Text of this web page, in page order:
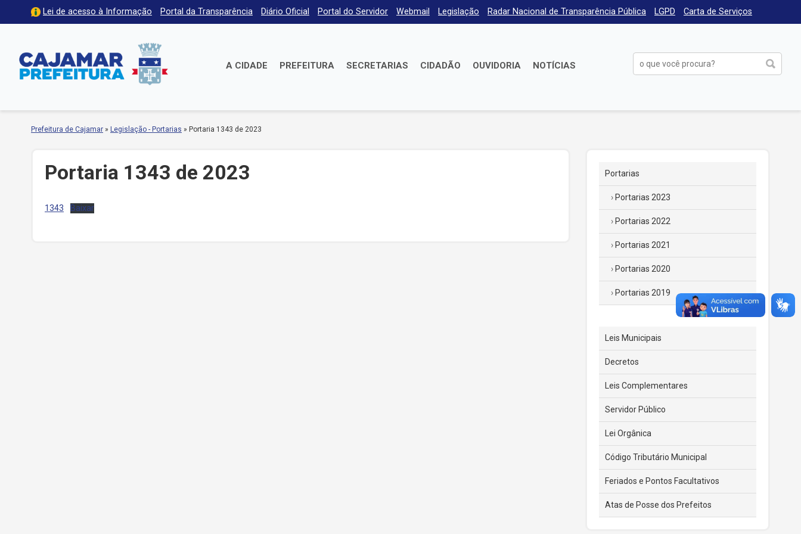
Lei de acesso à Informação Portal da Transparência Diário Oficial Portal do Servidor Webmail Legislação Radar Nacional de Transparência Pública LGPD Carta de Serviços
A CIDADE PREFEITURA SECRETARIAS CIDADÃO OUVIDORIA NOTÍCIAS
Prefeitura de Cajamar » Legislação - Portarias » Portaria 1343 de 2023
Portaria 1343 de 2023
1343 Baixar
Portarias
Portarias 2023
Portarias 2022
Portarias 2021
Portarias 2020
Portarias 2019
Leis Municipais
Decretos
Leis Complementares
Servidor Público
Lei Orgânica
Código Tributário Municipal
Feriados e Pontos Facultativos
Atas de Posse dos Prefeitos